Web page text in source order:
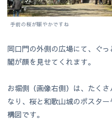
手前の桜が賑やかですね
岡口門の外側の広場にて、ぐ
閣が顔を見せてくれます。
お堀側（画像右側）は、たく
なり、桜と和歌山城のポスタ
構図です。